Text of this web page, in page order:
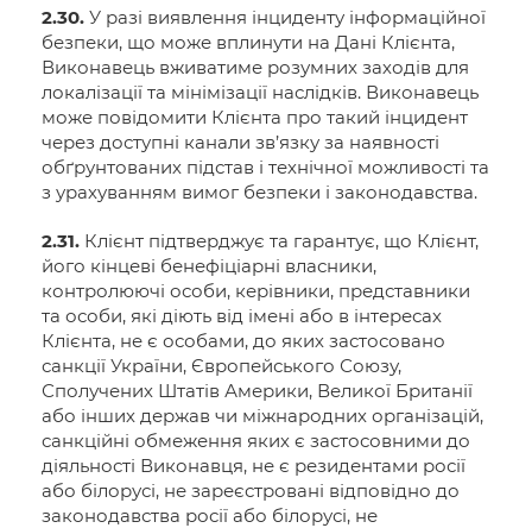
2.30. У разі виявлення інциденту інформаційної
безпеки, що може вплинути на Дані Клієнта,
Виконавець вживатиме розумних заходів для
локалізації та мінімізації наслідків. Виконавець
може повідомити Клієнта про такий інцидент
через доступні канали зв’язку за наявності
обґрунтованих підстав і технічної можливості та
з урахуванням вимог безпеки і законодавства.
2.31. Клієнт підтверджує та гарантує, що Клієнт,
його кінцеві бенефіціарні власники,
контролюючі особи, керівники, представники
та особи, які діють від імені або в інтересах
Клієнта, не є особами, до яких застосовано
санкції України, Європейського Союзу,
Сполучених Штатів Америки, Великої Британії
або інших держав чи міжнародних організацій,
санкційні обмеження яких є застосовними до
діяльності Виконавця, не є резидентами росії
або білорусі, не зареєстровані відповідно до
законодавства росії або білорусі, не